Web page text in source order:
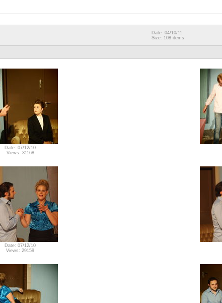
Date: 04/10/11
Size: 108 items
Date: 07/12/10
Views: 31168
Date: 07/12/10
Views: 29159